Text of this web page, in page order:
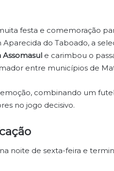
festa e comemoração
do Taboado, a
Assomasul e carimbou o
entre municípios de
combinando um
no jogo decisivo.
noite de sexta-feira e